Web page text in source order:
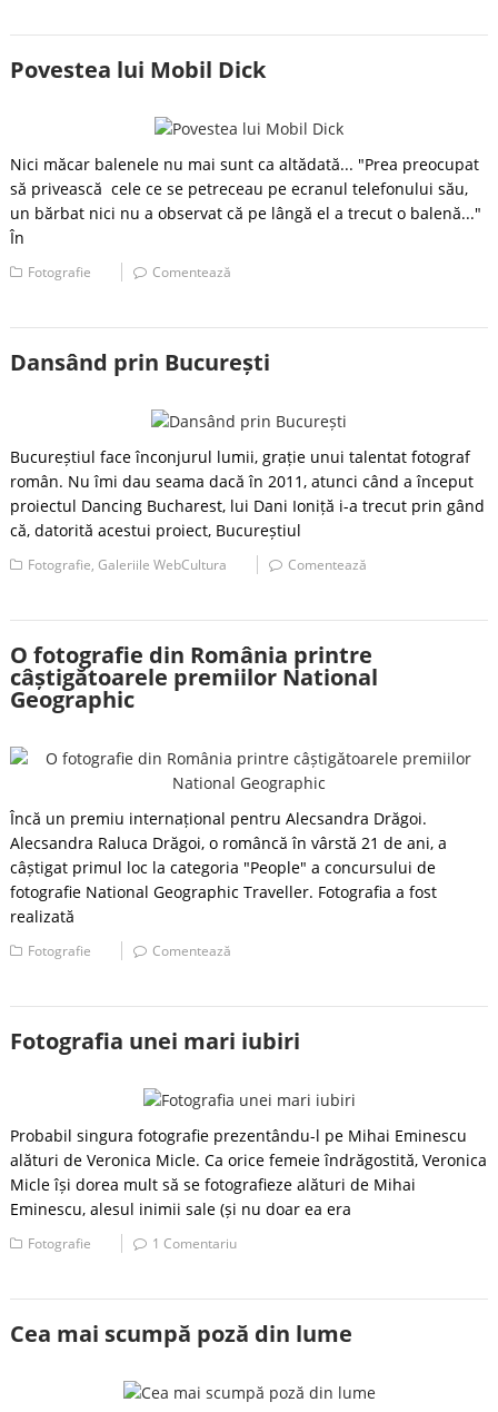
Povestea lui Mobil Dick
Nici măcar balenele nu mai sunt ca altădată... "Prea preocupat
să privească cele ce se petreceau pe ecranul telefonului său,
un bărbat nici nu a observat că pe lângă el a trecut o balenă..."
În
Fotografie Comentează
Dansând prin București
Bucureștiul face înconjurul lumii, grație unui talentat fotograf
român. Nu îmi dau seama dacă în 2011, atunci când a început
proiectul Dancing Bucharest, lui Dani Ioniță i-a trecut prin gând
că, datorită acestui proiect, Bucureștiul
Fotografie,Galeriile WebCultura Comentează
O fotografie din România printre
câștigătoarele premiilor National
Geographic
Încă un premiu internațional pentru Alecsandra Drăgoi.
Alecsandra Raluca Drăgoi, o româncă în vârstă 21 de ani, a
câștigat primul loc la categoria "People" a concursului de
fotografie National Geographic Traveller. Fotografia a fost
realizată
Fotografie Comentează
Fotografia unei mari iubiri
Probabil singura fotografie prezentându-l pe Mihai Eminescu
alături de Veronica Micle. Ca orice femeie îndrăgostită, Veronica
Micle își dorea mult să se fotografieze alături de Mihai
Eminescu, alesul inimii sale (și nu doar ea era
Fotografie 1 Comentariu
Cea mai scumpă poză din lume